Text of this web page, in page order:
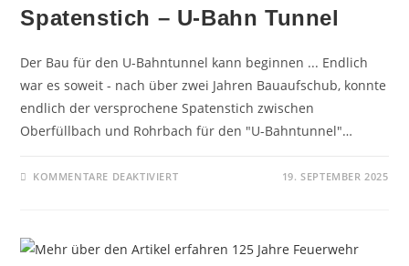
Spatenstich – U-Bahn Tunnel
Der Bau für den U-Bahntunnel kann beginnen ... Endlich
war es soweit - nach über zwei Jahren Bauaufschub, konnte
endlich der versprochene Spatenstich zwischen
Oberfüllbach und Rohrbach für den "U-Bahntunnel"…
KOMMENTARE DEAKTIVIERTFÜR 19. SEPTEMBER 2025